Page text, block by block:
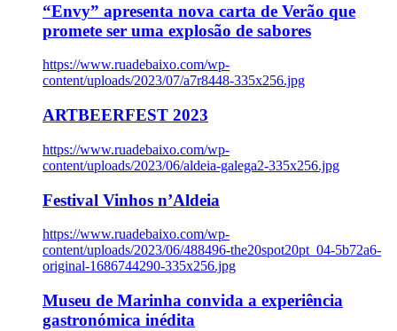
“Envy” apresenta nova carta de Verão que
promete ser uma explosão de sabores
https://www.ruadebaixo.com/wp-
content/uploads/2023/07/a7r8448-335x256.jpg
ARTBEERFEST 2023
https://www.ruadebaixo.com/wp-
content/uploads/2023/06/aldeia-galega2-335x256.jpg
Festival Vinhos n’Aldeia
https://www.ruadebaixo.com/wp-
content/uploads/2023/06/488496-the20spot20pt_04-5b72a6-
original-1686744290-335x256.jpg
Museu de Marinha convida a experiência
gastronómica inédita